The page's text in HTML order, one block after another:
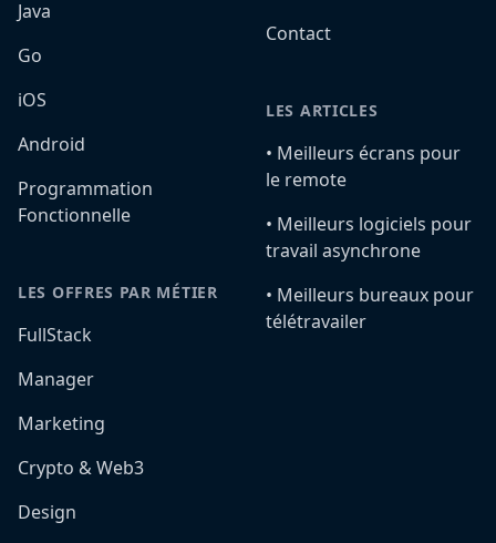
Java
Go
iOS
Android
Programmation
Fonctionnelle
LES OFFRES PAR MÉTIER
FullStack
Manager
Marketing
Crypto & Web3
Design
Contact
LES ARTICLES
•️ Meilleurs écrans pour
le remote
•️ Meilleurs logiciels pour
travail asynchrone
•️ Meilleurs bureaux pour
télétravailer